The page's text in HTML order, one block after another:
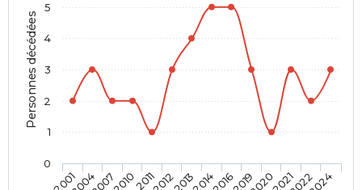
Personnes décédées
2001 20072010201120122013201420162019 2021
0
1
2
3
4
5